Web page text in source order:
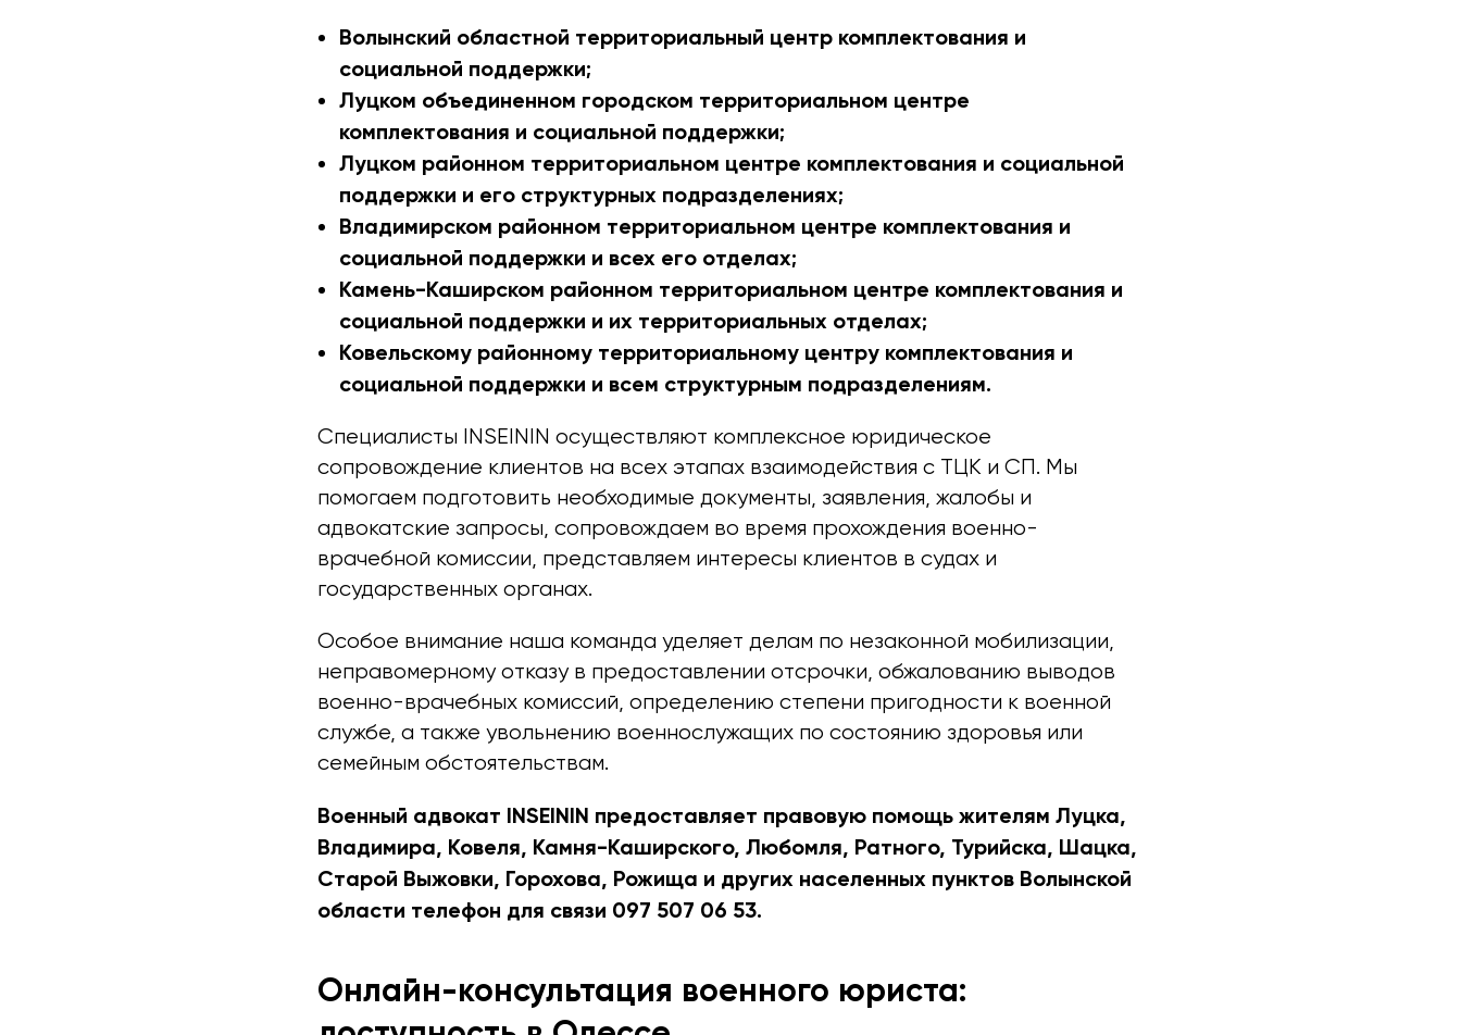
Волынский областной территориальный центр комплектования и
социальной поддержки;
Луцком объединенном городском территориальном центре
комплектования и социальной поддержки;
Луцком районном территориальном центре комплектования и социальной
поддержки и его структурных подразделениях;
Владимирском районном территориальном центре комплектования и
социальной поддержки и всех его отделах;
Камень-Каширском районном территориальном центре комплектования и
социальной поддержки и их территориальных отделах;
Ковельскому районному территориальному центру комплектования и
социальной поддержки и всем структурным подразделениям.
Специалисты INSEININ осуществляют комплексное юридическое
сопровождение клиентов на всех этапах взаимодействия с ТЦК и СП. Мы
помогаем подготовить необходимые документы, заявления, жалобы и
адвокатские запросы, сопровождаем во время прохождения военно-
врачебной комиссии, представляем интересы клиентов в судах и
государственных органах.
Особое внимание наша команда уделяет делам по незаконной мобилизации,
неправомерному отказу в предоставлении отсрочки, обжалованию выводов
военно-врачебных комиссий, определению степени пригодности к военной
службе, а также увольнению военнослужащих по состоянию здоровья или
семейным обстоятельствам.
Военный адвокат INSEININ предоставляет правовую помощь жителям Луцка,
Владимира, Ковеля, Камня-Каширского, Любомля, Ратного, Турийска, Шацка,
Старой Выжовки, Горохова, Рожища и других населенных пунктов Волынской
области телефон для связи 097 507 06 53.
Онлайн-консультация военного юриста: